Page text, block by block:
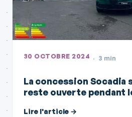
30 OCTOBRE 2024 3 min
La concession Socadia
reste ouverte pendant
Lire l'article →